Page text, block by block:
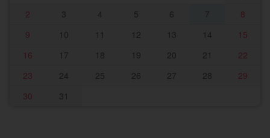
2
3 4 5 6 7
8
9
10 11 12 13 14
15
16
17 18 19 20 21
22
23
24 25 26 27 28
29
30
31